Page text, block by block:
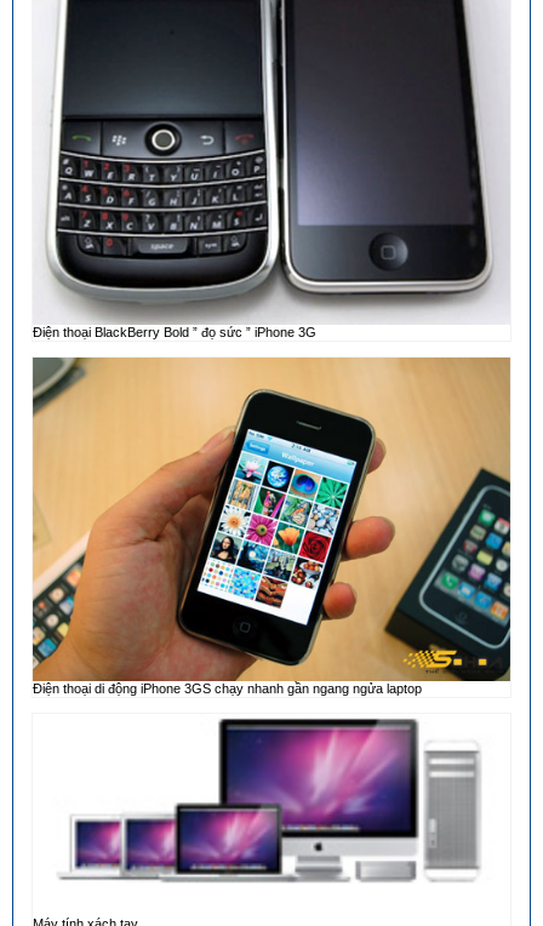
Điện thoại BlackBerry Bold ” đọ sức ” iPhone 3G
Điện thoại di động iPhone 3GS chạy nhanh gần ngang ngửa laptop